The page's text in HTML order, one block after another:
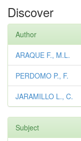
Discover
Author
ARAQUE F., M.L.
PERDOMO P., F.
JARAMILLO L., C.
Subject